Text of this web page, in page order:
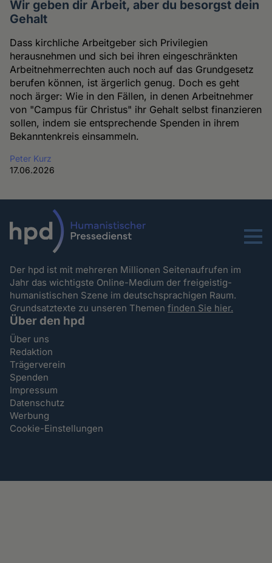
Wir geben dir Arbeit, aber du besorgst dein
Gehalt
Dass kirchliche Arbeitgeber sich Privilegien
herausnehmen und sich bei ihren eingeschränkten
Arbeitnehmerrechten auch noch auf das Grundgesetz
berufen können, ist ärgerlich genug. Doch es geht
noch ärger: Wie in den Fällen, in denen Arbeitnehmer
von "Campus für Christus" ihr Gehalt selbst finanzieren
sollen, indem sie entsprechende Spenden in ihrem
Bekanntenkreis einsammeln.
Peter Kurz
17.06.2026
Menu
Der hpd ist mit mehreren Millionen Seitenaufrufen im
Jahr das wichtigste Online-Medium der freigeistig-
humanistischen Szene im deutschsprachigen Raum.
Grundsatztexte zu unseren Themenfinden Sie hier.
Über den hpd
Über uns
Redaktion
Trägerverein
Spenden
Impressum
Datenschutz
Werbung
Cookie-Einstellungen